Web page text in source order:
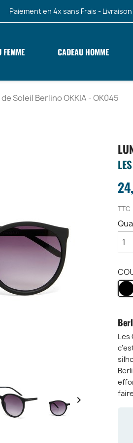
Paiement en 4x sans Frais -
FEMME CADEAU HOMME
Soleil Berlino OKKIA - OK045

TTC
Les